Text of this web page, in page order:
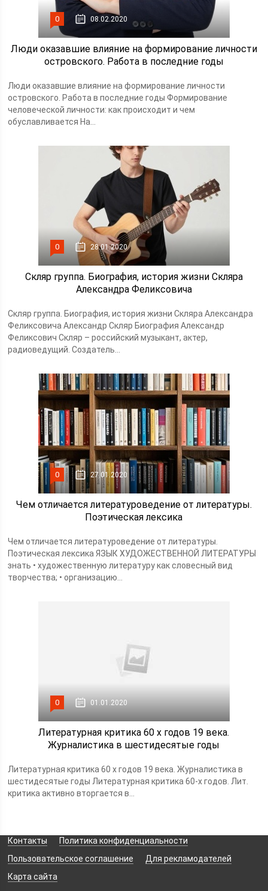
0 08.02.2020
Люди оказавшие влияние на формирование личности
островского. Работа в последние годы
Люди оказавшие влияние на формирование личности
островского. Работа в последние годы Формирование
человеческой личности: как происходит и чем
обуславливается На...
0 28.01.2020
Скляр группа. Биография, история жизни Скляра
Александра Феликсовича
Скляр группа. Биография, история жизни Скляра Александра
Феликсовича Александр Скляр Биография Александр
Феликсович Скляр – российский музыкант, актер,
радиоведущий. Создатель...
0 27.01.2020
Чем отличается литературоведение от литературы.
Поэтическая лексика
Чем отличается литературоведение от литературы.
Поэтическая лексика ЯЗЫК ХУДОЖЕСТВЕННОЙ ЛИТЕРАТУРЫ
знать • художественную литературу как словесный вид
творчества; • организацию...
0 01.01.2020
Литературная критика 60 х годов 19 века.
Журналистика в шестидесятые годы
Литературная критика 60 х годов 19 века. Журналистика в
шестидесятые годы Литературная критика 60-х годов. Лит.
критика активно вторгается в...
Контакты
Политика конфиденциальности
Пользовательское соглашение
Для рекламодателей
Карта сайта